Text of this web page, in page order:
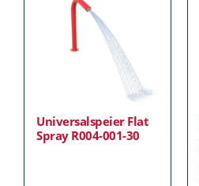
Universalspeier Flat
Spray R004-001-30